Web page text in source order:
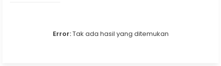
Error:Tak ada hasil yang ditemukan